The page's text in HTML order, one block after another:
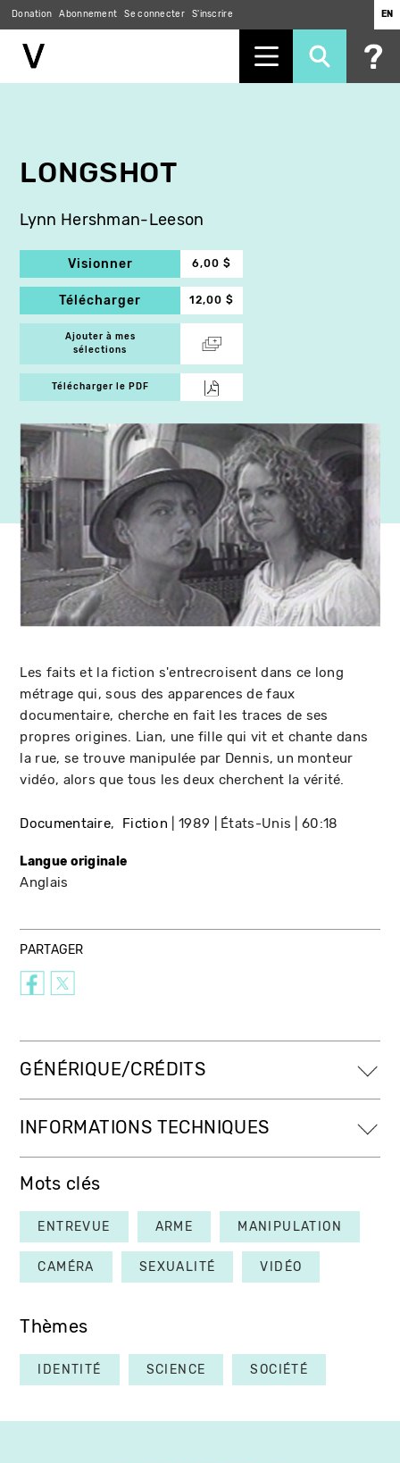
Donation Abonnement Se connecter S'inscrire EN
LONGSHOT
Lynn Hershman-Leeson
Visionner 6,00 $
Télécharger 12,00 $
Ajouter à mes
sélections
Télécharger le PDF
Les faits et la fiction s'entrecroisent dans ce long
métrage qui, sous des apparences de faux
documentaire, cherche en fait les traces de ses
propres origines. Lian, une fille qui vit et chante dans
la rue, se trouve manipulée par Dennis, un monteur
vidéo, alors que tous les deux cherchent la vérité.
Documentaire Fiction 1989 États-Unis 60:18
Langue originale
Anglais
PARTAGER
GÉNÉRIQUE/CRÉDITS
INFORMATIONS TECHNIQUES
Mots clés
ENTREVUE ARME MANIPULATION
CAMÉRA SEXUALITÉ VIDÉO
Thèmes
IDENTITÉ SCIENCE SOCIÉTÉ